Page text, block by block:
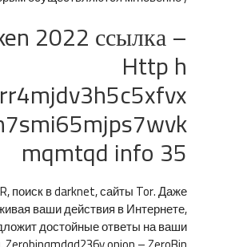
2022 ссылка –
Http h
mqmtqd info 35
поиск в darknet, сайты Tor. Даже
ваши действия в Интернете,
достойные ответы на ваши